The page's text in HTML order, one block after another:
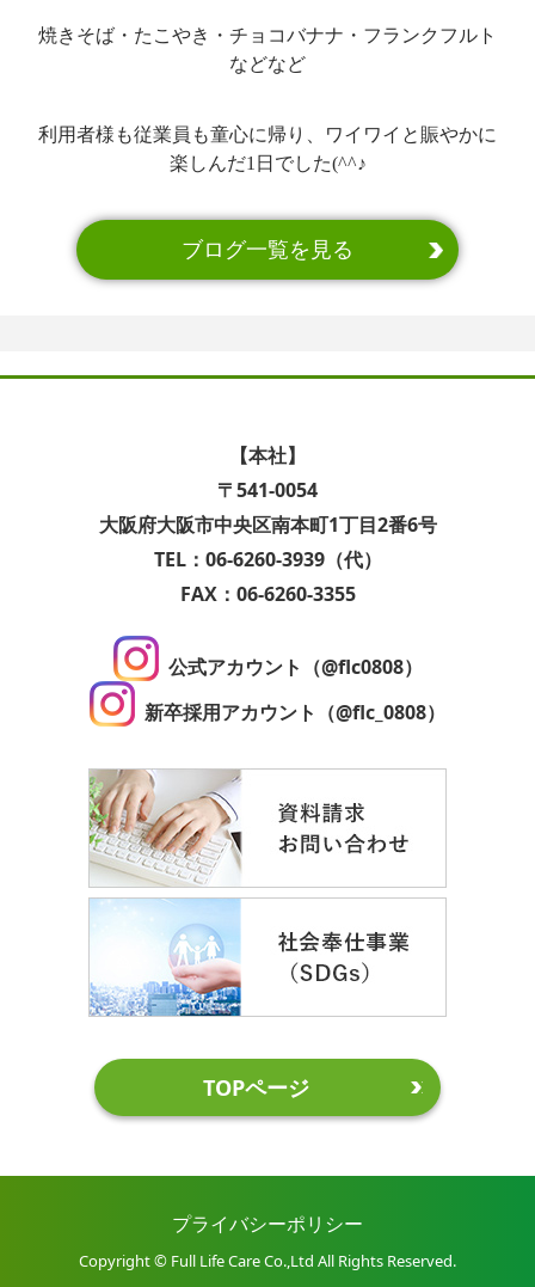
焼きそば・たこやき・チョコバナナ・フランクフルト
などなど
利用者様も従業員も童心に帰り、ワイワイと賑やかに
楽しんだ1日でした(^^♪
ブログ一覧を見る
【本社】
〒541-0054
大阪府大阪市中央区南本町1丁目2番6号
TEL：06-6260-3939（代）
FAX：06-6260-3355
公式アカウント（@flc0808）
新卒採用アカウント（@flc_0808）
TOPページ
プライバシーポリシー
Copyright © Full Life Care Co.,Ltd All Rights Reserved.